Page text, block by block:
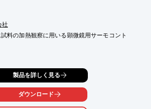
社
料の加熱観察に用いる顕微鏡用サーモコント
600℃まで可変
　安定時±0.1℃
製品を詳しく見る
ダウンロード